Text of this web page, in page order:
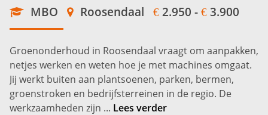
MBO
Roosendaal € 2.950 - € 3.900
Groenonderhoud in Roosendaal vraagt om aanpakken,
netjes werken en weten hoe je met machines omgaat.
Jij werkt buiten aan plantsoenen, parken, bermen,
groenstroken en bedrijfsterreinen in de regio. De
werkzaamheden zijn ... Lees verder